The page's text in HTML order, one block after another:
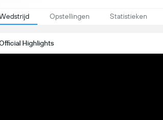
Opstellingen Statistieken
Highlights